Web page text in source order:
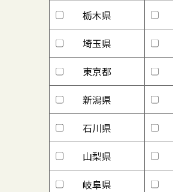
栃木県
埼玉県
東京都
新潟県
石川県
山梨県
岐阜県